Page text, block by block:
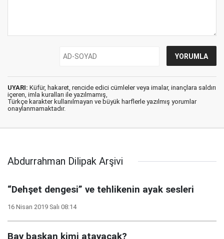
UYARI: Küfür, hakaret, rencide edici cümleler veya imalar, inançlara saldırı
içeren, imla kuralları ile yazılmamış,
Türkçe karakter kullanılmayan ve büyük harflerle yazılmış yorumlar
onaylanmamaktadır.
Abdurrahman Dilipak Arşivi
“Dehşet dengesi” ve tehlikenin ayak sesleri
16 Nisan 2019 Salı 08:14
Bay başkan kimi atayacak?